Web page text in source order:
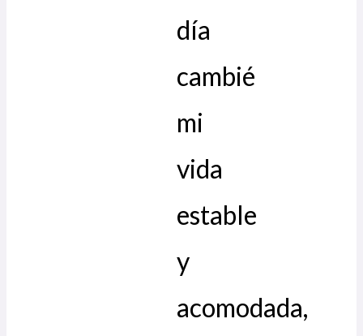
día
cambié
mi
vida
estable
y
acomodada,